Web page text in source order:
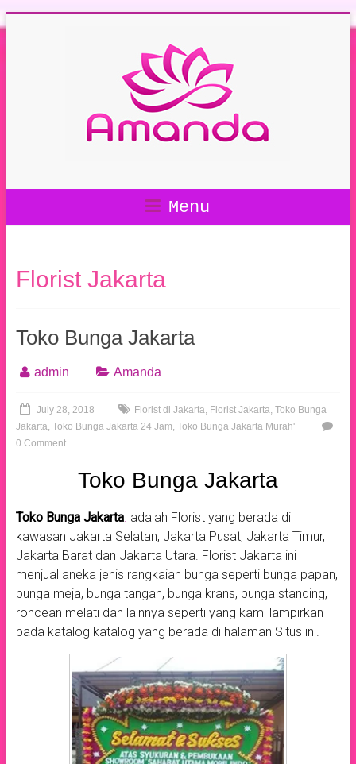
Menu
Florist Jakarta
Toko Bunga Jakarta
admin Amanda
July 28, 2018 Florist di Jakarta, Florist Jakarta, Toko Bunga
Jakarta, Toko Bunga Jakarta 24 Jam, Toko Bunga Jakarta Murah'
0 Comment
Toko Bunga Jakarta
Toko Bunga Jakarta. adalah Florist yang berada di
kawasan Jakarta Selatan, Jakarta Pusat, Jakarta Timur,
Jakarta Barat dan Jakarta Utara. Florist Jakarta ini
menjual aneka jenis rangkaian bunga seperti bunga papan,
bunga meja, bunga tangan, bunga krans, bunga standing,
roncean melati dan lainnya seperti yang kami lampirkan
pada katalog katalog yang berada di halaman Situs ini.